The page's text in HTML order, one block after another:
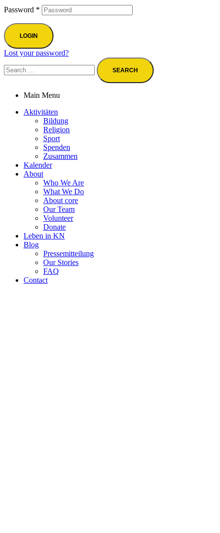
Password *
LOGIN
Lost your password?
Main Menu
Aktivitäten
Bildung
Religion
Sport
Spenden
Zusammen
Kalender
About
Who We Are
What We Do
About core
Our Team
Volunteer
Donate
Leben in KN
Blog
Pressemitteilung
Our Stories
FAQ
Contact